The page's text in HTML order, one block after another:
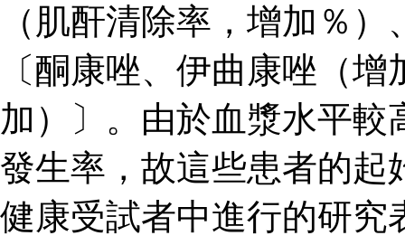
（肌酐清除率，增加％
〔酮康唑、伊曲康唑（
加）〕。由於血漿水平
發生率，故這些患者的起
健康受試者中進行的研究